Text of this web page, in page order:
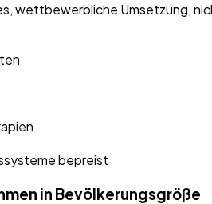
Umsetzung,
bepreist
in Bevölkerungsgröße